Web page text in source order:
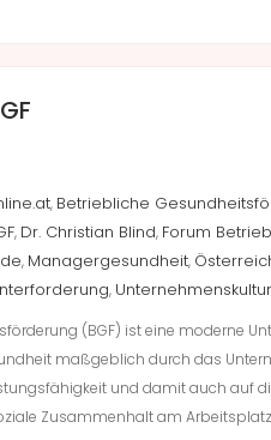
, Betriebliche
, Dr. Christian Blind, Forum
, Managergesundheit,
, Unternehmenskultur
(BGF) ist eine moderne
maßgeblich durch das
und damit auch auf
Zusammenhalt am